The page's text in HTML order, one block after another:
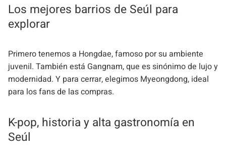
Los mejores barrios de Seúl para
explorar
Primero tenemos a Hongdae, famoso por su ambiente
juvenil. También está Gangnam, que es sinónimo de lujo y
modernidad. Y para cerrar, elegimos Myeongdong, ideal
para los fans de las compras.
K-pop, historia y alta gastronomía en
Seúl